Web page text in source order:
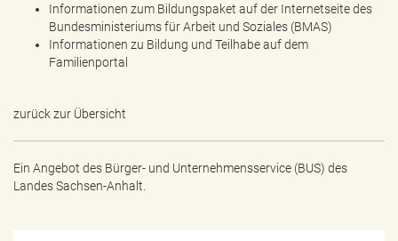
Informationen zum Bildungspaket auf der Internetseite des
Bundesministeriums für Arbeit und Soziales (BMAS)
Informationen zu Bildung und Teilhabe auf dem
Familienportal
zurück zur Übersicht
Ein Angebot des Bürger- und Unternehmensservice (BUS) des
Landes Sachsen-Anhalt.